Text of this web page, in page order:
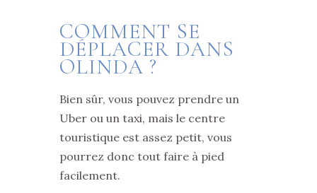
COMMENT SE
DÉPLACER DANS
OLINDA ?
Bien sûr, vous pouvez prendre un
Uber ou un taxi, mais le centre
touristique est assez petit, vous
pourrez donc tout faire à pied
facilement.